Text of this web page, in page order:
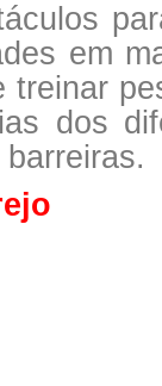
em
treinar
dos